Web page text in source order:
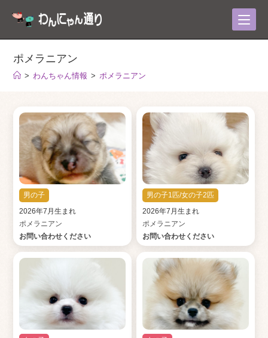
ポメラニアン
> わんちゃん情報 > ポメラニアン
男の子
2026年7月生まれ
ポメラニアン
お問い合わせください
男の子1匹/女の子2匹
2026年7月生まれ
ポメラニアン
お問い合わせください